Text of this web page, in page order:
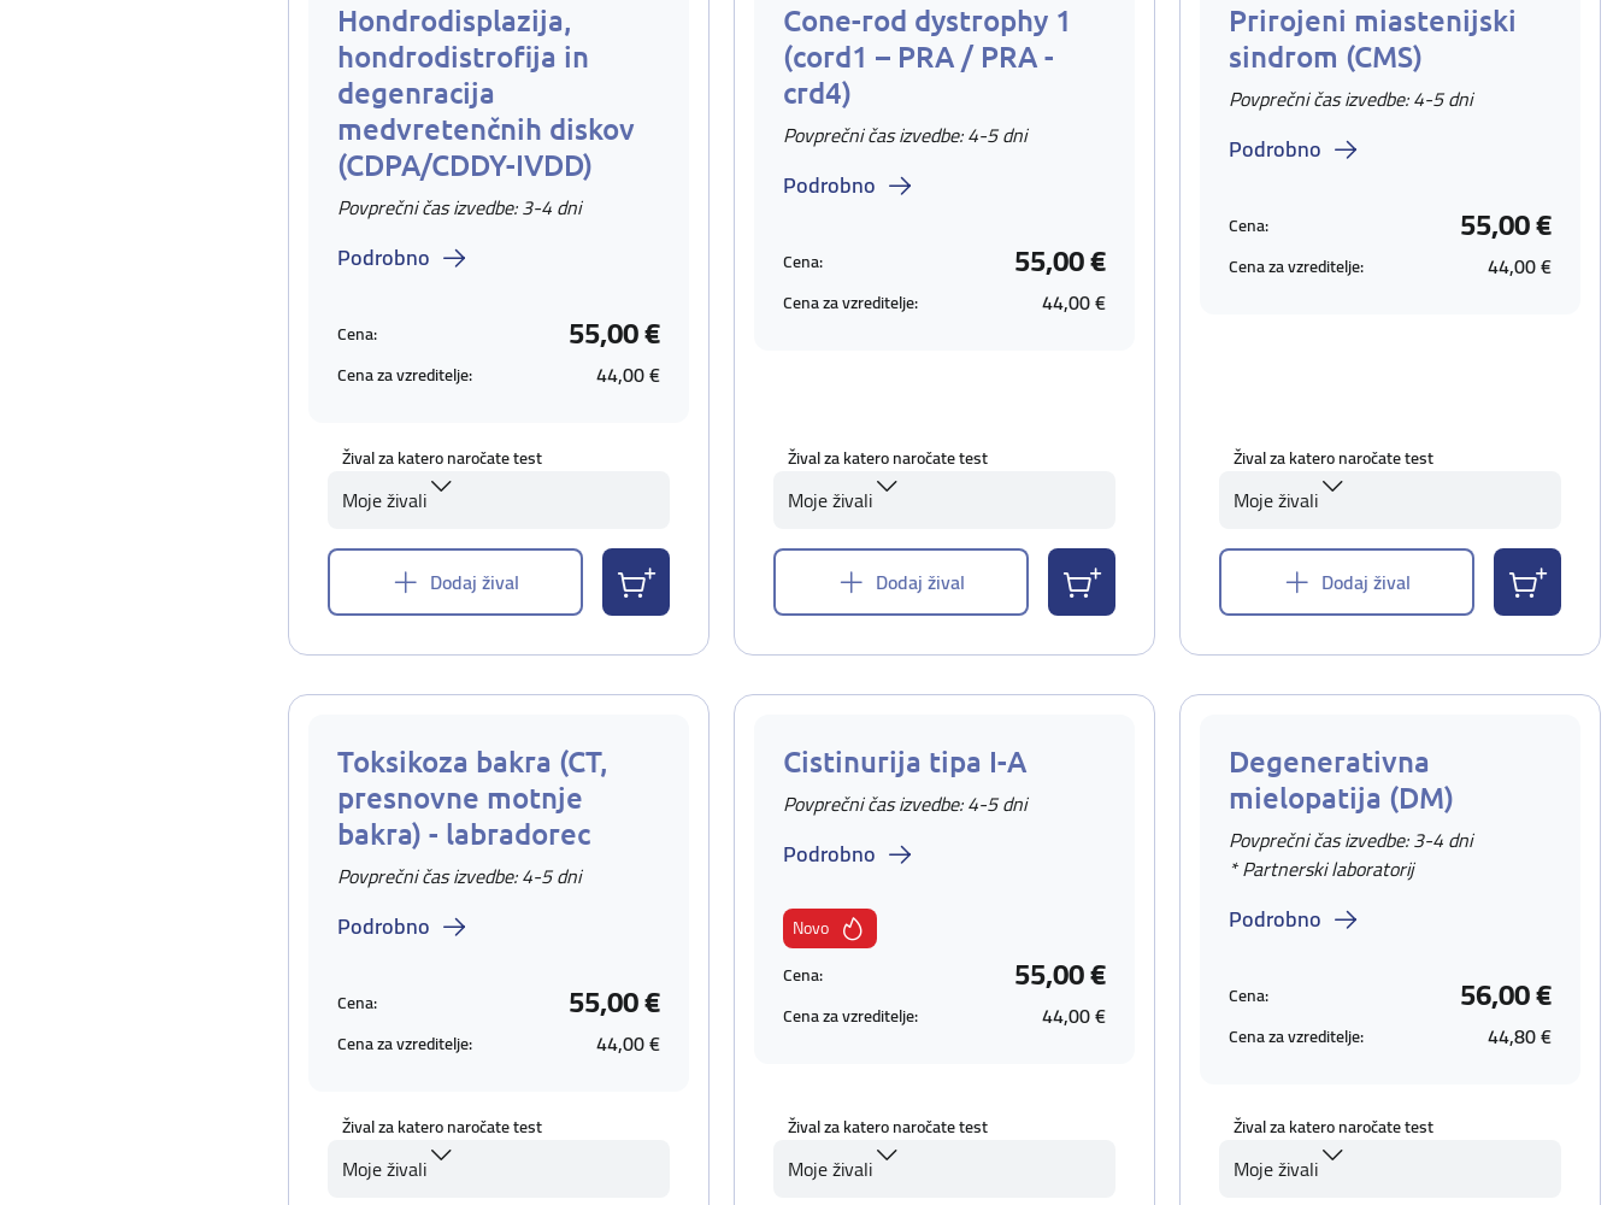
Hondrodisplazija,
hondrodistrofija in
degenracija
medvretenčnih diskov
(CDPA/CDDY-IVDD)
Povprečni čas izvedbe: 3-4 dni
Podrobno
Cena: 55,00 €
Cena za vzreditelje: 44,00 €
Žival za katero naročate test
Moje živali
Dodaj žival
Cone-rod dystrophy 1
(cord1 – PRA / PRA -
crd4)
Povprečni čas izvedbe: 4-5 dni
Podrobno
Cena: 55,00 €
Cena za vzreditelje: 44,00 €
Žival za katero naročate test
Moje živali
Dodaj žival
Prirojeni miastenijski
sindrom (CMS)
Povprečni čas izvedbe: 4-5 dni
Podrobno
Cena: 55,00 €
Cena za vzreditelje: 44,00 €
Žival za katero naročate test
Moje živali
Dodaj žival
Toksikoza bakra (CT,
presnovne motnje
bakra) - labradorec
Povprečni čas izvedbe: 4-5 dni
Podrobno
Cena: 55,00 €
Cena za vzreditelje: 44,00 €
Žival za katero naročate test
Moje živali
Cistinurija tipa I-A
Povprečni čas izvedbe: 4-5 dni
Podrobno
Novo
Cena:
55,00 €
Cena za vzreditelje: 44,00 €
Žival za katero naročate test
Moje živali
Degenerativna
mielopatija (DM)
Povprečni čas izvedbe: 3-4 dni
* Partnerski laboratorij
Podrobno
Cena: 56,00 €
Cena za vzreditelje: 44,80 €
Žival za katero naročate test
Moje živali